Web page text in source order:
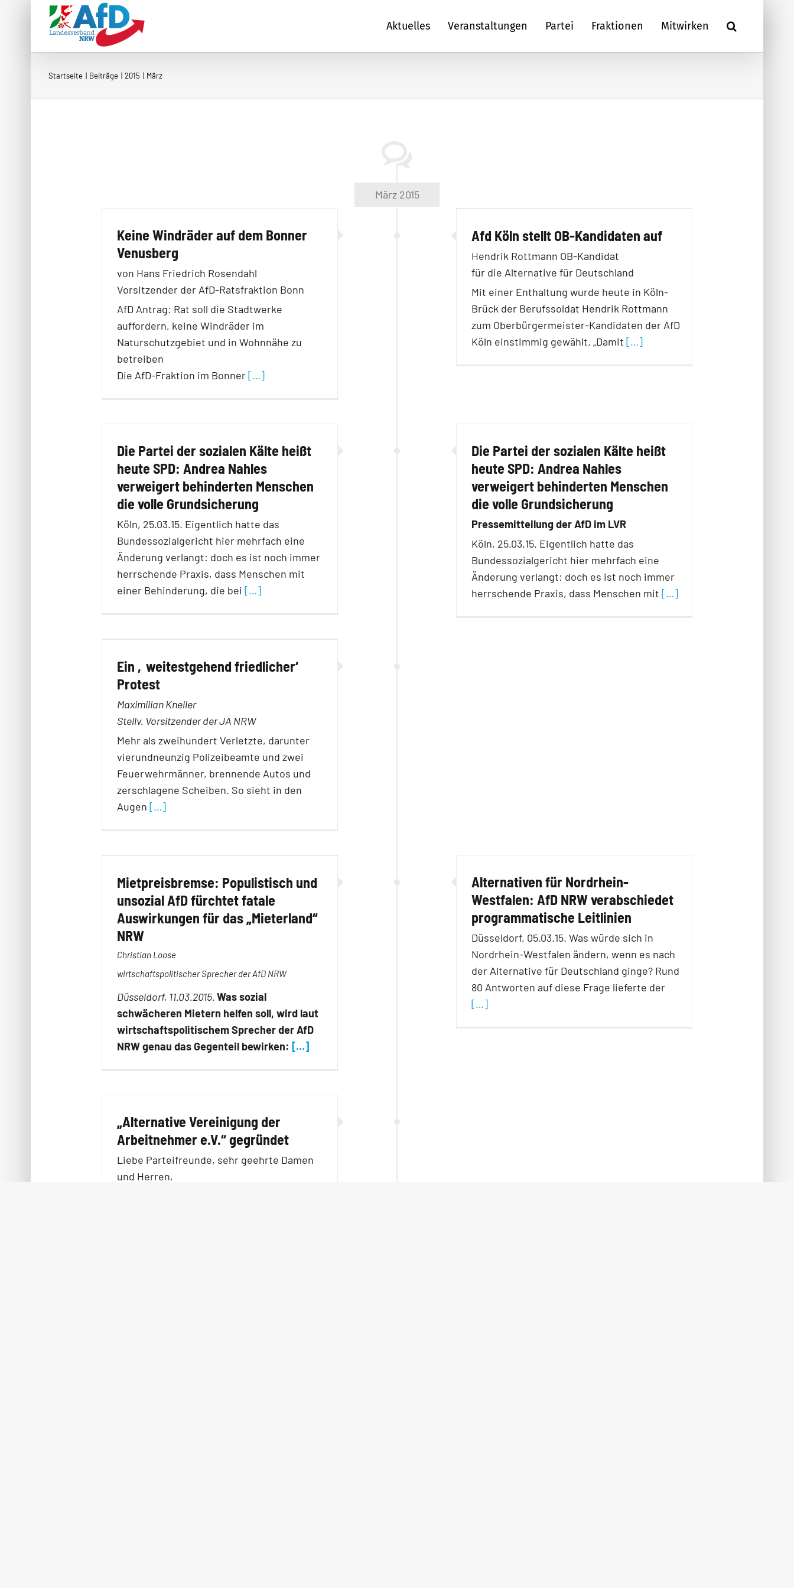
Aktuelles Veranstaltungen Partei Fraktionen Mitwirken
Startseite Beiträge 2015 März
März 2015
Keine Windräder auf dem Bonner
Venusberg
von Hans Friedrich Rosendahl
Vorsitzender der AfD-Ratsfraktion Bonn
AfD Antrag: Rat soll die Stadtwerke
auffordern, keine Windräder im
Naturschutzgebiet und in Wohnnähe zu
betreiben
Die AfD-Fraktion im Bonner[…]
Afd Köln stellt OB-Kandidaten auf
Hendrik Rottmann OB-Kandidat
für die Alternative für Deutschland
Mit einer Enthaltung wurde heute in Köln-
Brück der Berufssoldat Hendrik Rottmann
zum Oberbürgermeister-Kandidaten der AfD
Köln einstimmig gewählt. „Damit […]
Die Partei der sozialen Kälte heißt
heute SPD: Andrea Nahles
verweigert behinderten Menschen
die volle Grundsicherung
Köln, 25.03.15. Eigentlich hatte das
Bundessozialgericht hier mehrfach eine
Änderung verlangt: doch es ist noch immer
herrschende Praxis, dass Menschen mit
einer Behinderung, die bei […]
Die Partei der sozialen Kälte heißt
heute SPD: Andrea Nahles
verweigert behinderten Menschen
die volle Grundsicherung
Pressemitteilung der AfD im LVR
Köln, 25.03.15. Eigentlich hatte das
Bundessozialgericht hier mehrfach eine
Änderung verlangt: doch es ist noch immer
herrschende Praxis, dass Menschen mit […]
Ein ‚weitestgehend friedlicher‘
Protest
Maximilian Kneller
Stellv. Vorsitzender der JA NRW
Mehr als zweihundert Verletzte, darunter
vierundneunzig Polizeibeamte und zwei
Feuerwehrmänner, brennende Autos und
zerschlagene Scheiben. So sieht in den
Augen […]
Mietpreisbremse: Populistisch und
unsozial AfD fürchtet fatale
Auswirkungen für das „Mieterland“
NRW
Christian Loose
wirtschaftspolitischer Sprecher der AfD NRW
Düsseldorf, 11.03.2015. Was sozial
schwächeren Mietern helfen soll, wird laut
wirt­schaftspolitischem Sprecher der AfD
NRW genau das Gegenteil bewirken: […]
Alternativen für Nordrhein-
Westfalen: AfD NRW verabschiedet
programmatische Leitlinien
Düsseldorf, 05.03.15. Was würde sich in
Nordrhein-Westfalen ändern, wenn es nach
der Alternative für Deutschland ginge? Rund
80 Antworten auf diese Frage lieferte der
[…]
„Alternative Vereinigung der
Arbeitnehmer e.V.“ gegründet
Liebe Parteifreunde, sehr geehrte Damen
und Herren,